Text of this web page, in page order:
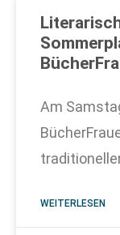
Am
WEITERLESEN